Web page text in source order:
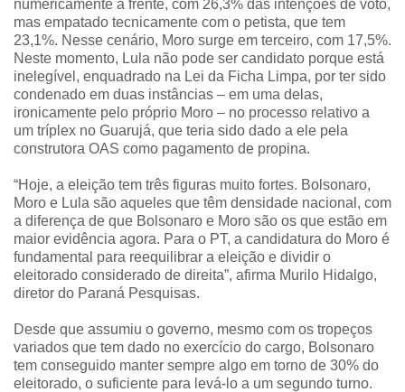
numericamente à frente, com 26,3% das intenções de voto,
mas empatado tecnicamente com o petista, que tem
23,1%. Nesse cenário, Moro surge em terceiro, com 17,5%.
Neste momento, Lula não pode ser candidato porque está
inelegível, enquadrado na Lei da Ficha Limpa, por ter sido
condenado em duas instâncias – em uma delas,
ironicamente pelo próprio Moro – no processo relativo a
um tríplex no Guarujá, que teria sido dado a ele pela
construtora OAS como pagamento de propina.
“Hoje, a eleição tem três figuras muito fortes. Bolsonaro,
Moro e Lula são aqueles que têm densidade nacional, com
a diferença de que Bolsonaro e Moro são os que estão em
maior evidência agora. Para o PT, a candidatura do Moro é
fundamental para reequilibrar a eleição e dividir o
eleitorado considerado de direita”, afirma Murilo Hidalgo,
diretor do Paraná Pesquisas.
Desde que assumiu o governo, mesmo com os tropeços
variados que tem dado no exercício do cargo, Bolsonaro
tem conseguido manter sempre algo em torno de 30% do
eleitorado, o suficiente para levá-lo a um segundo turno.